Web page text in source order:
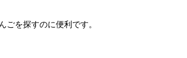
ごを探すのに便利です。